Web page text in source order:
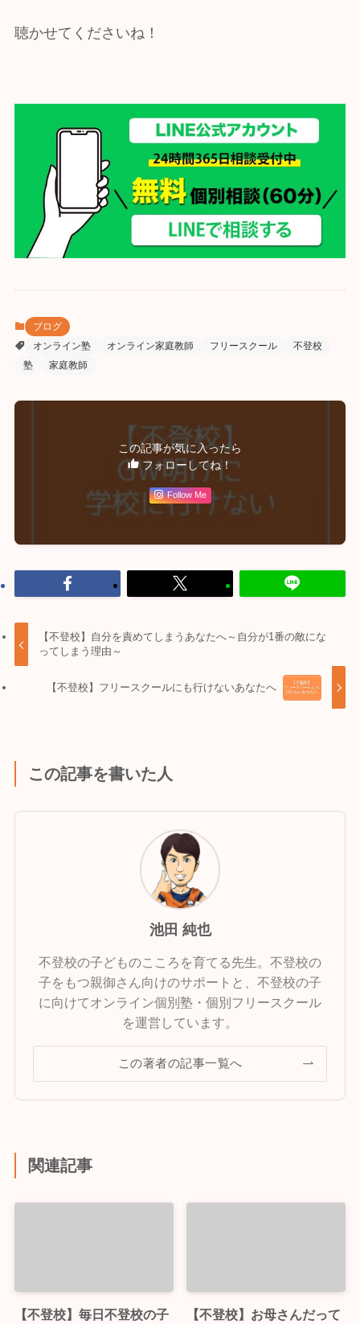
聴かせてくださいね！
ブログ
オンライン塾
オンライン家庭教師 フリースクール
不登校
塾
家庭教師
この記事が気に入ったら
フォローしてね！
Follow Me
【不登校】自分を責めてしまうあなたへ～自分が1番の敵にな
ってしまう理由～
【不登校】フリースクールにも行けないあなたへ
この記事を書いた人
池田 純也
不登校の子どものこころを育てる先生。不登校の
子をもつ親御さん向けのサポートと、不登校の子
に向けてオンライン個別塾・個別フリースクール
を運営しています。
この著者の記事一覧へ
関連記事
【不登校】毎日不登校の子
【不登校】お母さんだって